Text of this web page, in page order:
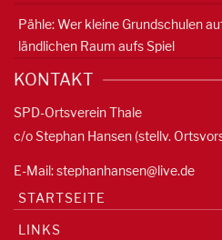
Pähle: Wer kleine Grundschulen
ländlichen Raum aufs Spiel
KONTAKT
SPD-Ortsverein Thale
c/o Stephan Hansen (stellv.
E-Mail:stephanhansen@live.de
STARTSEITE
LINKS